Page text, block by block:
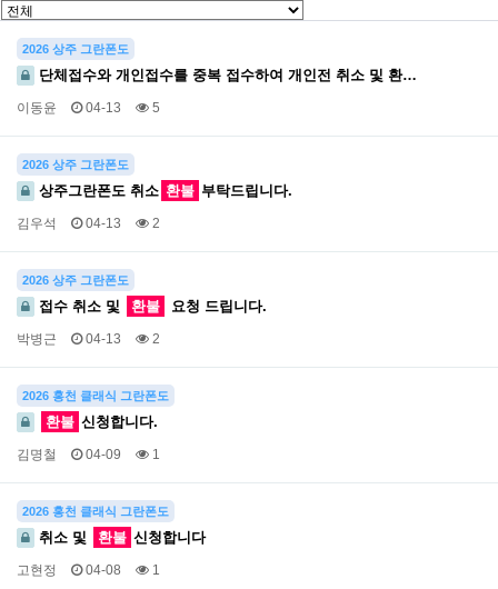
2026 상주 그란폰도
단체접수와 개인접수를 중복 접수하여 개인전 취소 및 환…
이동윤 04-13 5
2026 상주 그란폰도
상주그란폰도 취소 환불 부탁드립니다.
김우석 04-13 2
2026 상주 그란폰도
접수 취소 및 환불 요청 드립니다.
박병근 04-13 2
2026 홍천 클래식 그란폰도
환불 신청합니다.
김명철 04-09 1
2026 홍천 클래식 그란폰도
취소 및 환불 신청합니다
고현정 04-08 1